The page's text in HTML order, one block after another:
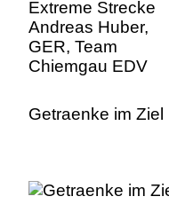
Getraenke im Ziel